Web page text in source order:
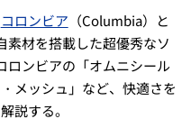
コロンビア （Columbia）と
材を搭載した超優秀なソ
ロンビアの「オムニシール
メッシュ」など、快適さを
説する。